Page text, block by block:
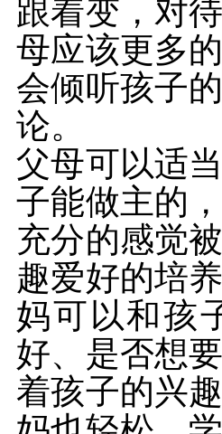
跟着变，对
母应该更多
会倾听孩子
论。
父母可以适
子能做主的
充分的感觉
趣爱好的培
妈可以和孩
好、是否想
着孩子的兴